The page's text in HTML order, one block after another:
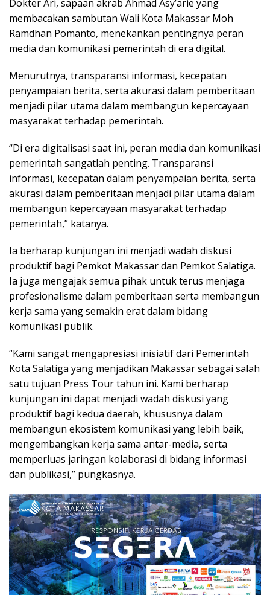
Dokter Ari, sapaan akrab Ahmad Asy’arie yang
membacakan sambutan Wali Kota Makassar Moh
Ramdhan Pomanto, menekankan pentingnya peran
media dan komunikasi pemerintah di era digital.
Menurutnya, transparansi informasi, kecepatan
penyampaian berita, serta akurasi dalam pemberitaan
menjadi pilar utama dalam membangun kepercayaan
masyarakat terhadap pemerintah.
“Di era digitalisasi saat ini, peran media dan komunikasi
pemerintah sangatlah penting. Transparansi
informasi, kecepatan dalam penyampaian berita, serta
akurasi dalam pemberitaan menjadi pilar utama dalam
membangun kepercayaan masyarakat terhadap
pemerintah,” katanya.
Ia berharap kunjungan ini menjadi wadah diskusi
produktif bagi Pemkot Makassar dan Pemkot Salatiga.
Ia juga mengajak semua pihak untuk terus menjaga
profesionalisme dalam pemberitaan serta membangun
kerja sama yang semakin erat dalam bidang
komunikasi publik.
“Kami sangat mengapresiasi inisiatif dari Pemerintah
Kota Salatiga yang menjadikan Makassar sebagai salah
satu tujuan Press Tour tahun ini. Kami berharap
kunjungan ini dapat menjadi wadah diskusi yang
produktif bagi kedua daerah, khususnya dalam
membangun ekosistem komunikasi yang lebih baik,
mengembangkan kerja sama antar-media, serta
memperluas jaringan kolaborasi di bidang informasi
dan publikasi,” pungkasnya.